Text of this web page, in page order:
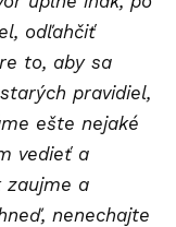
odľahčiť
to, aby sa
pravidiel,
ešte nejaké
vedieť a
zaujme a
nenechajte